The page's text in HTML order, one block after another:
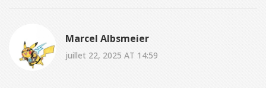
Marcel Albsmeier
juillet 22, 2025 AT 14:59